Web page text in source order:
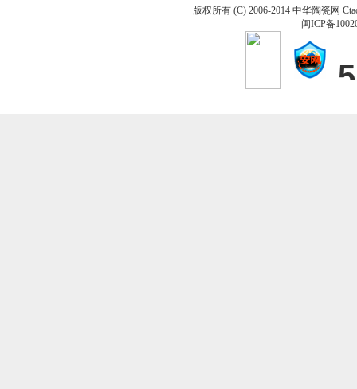
版权所有 (C) 2006-2014 中华陶瓷网
闽ICP备